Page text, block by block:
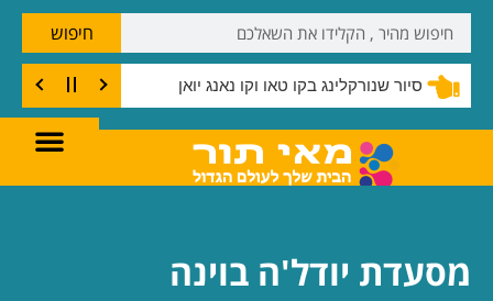
סיור שנורקלינג בקו טאו וקו נאנג יואן
חיפוש
מסעדת יודל'ה בוינה